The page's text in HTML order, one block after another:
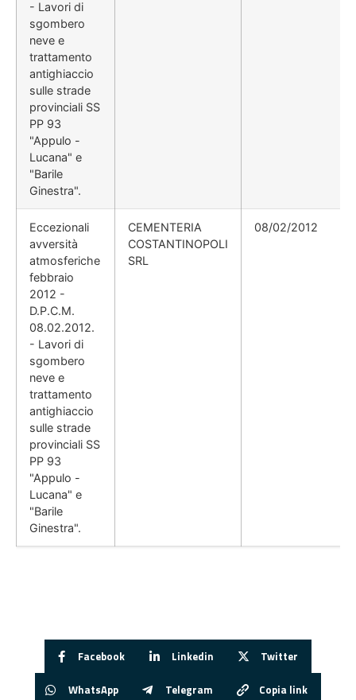
- Lavori di
sgombero
neve e
trattamento
antighiaccio
sulle strade
provinciali SS
PP 93
"Appulo -
Lucana" e
"Barile
Ginestra".
Eccezionali
avversità
atmosferiche
febbraio
2012 -
D.P.C.M.
08.02.2012.
- Lavori di
sgombero
neve e
trattamento
antighiaccio
sulle strade
provinciali SS
PP 93
"Appulo -
Lucana" e
"Barile
Ginestra".
CEMENTERIA
COSTANTINOPOLI
SRL
08/02/2012
Facebook Linkedin Twitter
WhatsApp Telegram Copia link